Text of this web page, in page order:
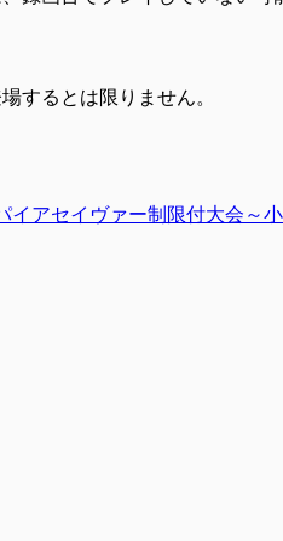
するとは限りません。
イアセイヴァー制限付大会～